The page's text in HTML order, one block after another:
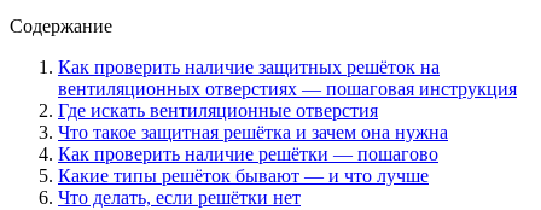
Содержание
Как проверить наличие защитных решёток на
вентиляционных отверстиях — пошаговая инструкция
Где искать вентиляционные отверстия
Что такое защитная решётка и зачем она нужна
Как проверить наличие решётки — пошагово
Какие типы решёток бывают — и что лучше
Что делать, если решётки нет